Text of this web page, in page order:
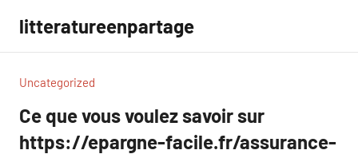
contenu
litteratureenpartage
Uncategorized
Ce que vous voulez savoir sur
https://epargne-facile.fr/assurance-